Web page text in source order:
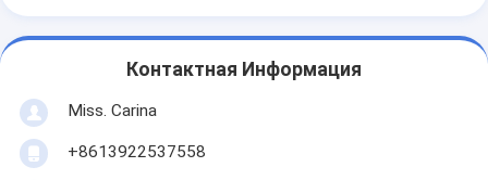
Контактная Информация
Miss. Carina
+8613922537558